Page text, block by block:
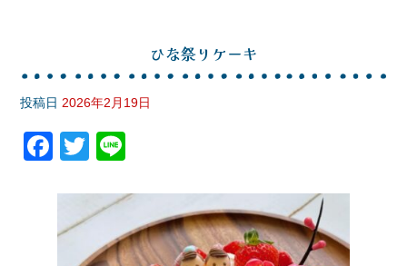
ひな祭りケーキ
投稿日 2026年2月19日
F
c
e
T
tt
er
e